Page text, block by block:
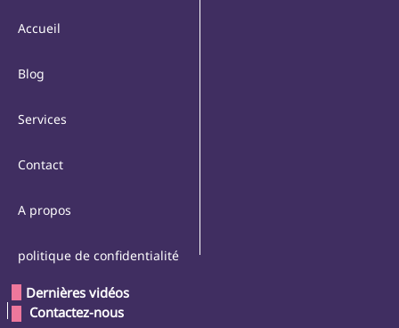
Accueil
Blog
Services
Contact
A propos
politique de confidentialité
Dernières vidéos
Contactez-nous